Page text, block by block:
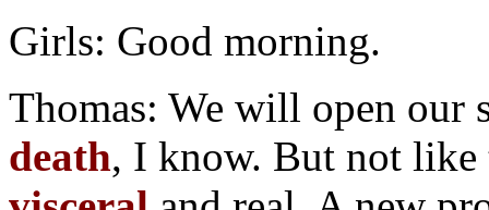
Girls: Good morning.
Thomas: We will open our
death, I know. But not